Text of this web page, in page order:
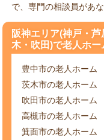
で、専門の相談員があ
阪神エリア(神戸・
木・吹田)で老人ホ
豊中市の老人ホーム
茨木市の老人ホーム
吹田市の老人ホーム
高槻市の老人ホーム
箕面市の老人ホーム